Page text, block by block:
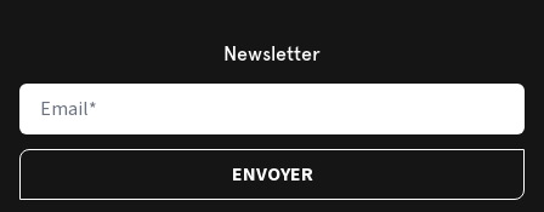
Newsletter